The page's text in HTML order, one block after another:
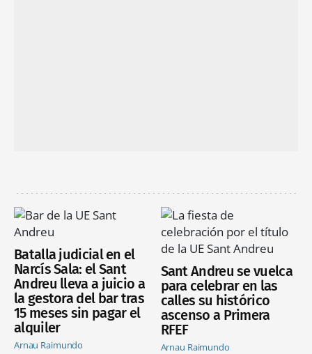
Batalla judicial en el
Narcís Sala: el Sant
Andreu lleva a juicio a
la gestora del bar tras
15 meses sin pagar el
alquiler
Arnau Raimundo
Sant Andreu se vuelca
para celebrar en las
calles su histórico
ascenso a Primera
RFEF
Arnau Raimundo